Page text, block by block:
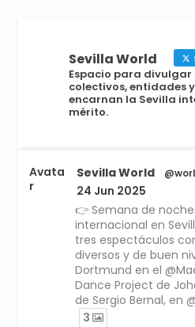
Sevilla World
Espacio para divulgar
colectivos, entidades
encarnan la Sevilla
mérito.
Avata
r
Sevilla World
24 Jun 2025
👉 Semana de
internacional en
tres espectáculos
diversos y de buen
Dortmund en el
Dance Project de
de Sergio Bernal, en
3